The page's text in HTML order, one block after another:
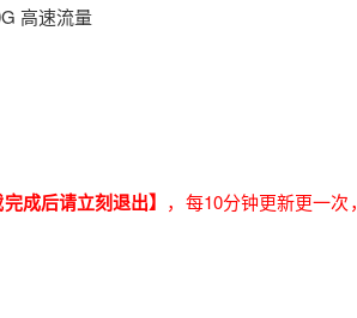
高速流量
完成后请立刻退出】 ，每10分钟更新更一次，